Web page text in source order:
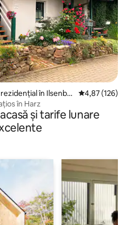
în Ilsenbur
Scor mediu de
4,87 (126)
în Harz
și tarife lunare